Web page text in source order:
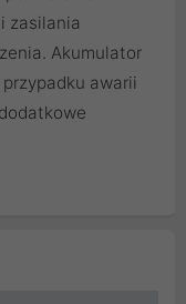
zasilania
Akumulator
przypadku awarii